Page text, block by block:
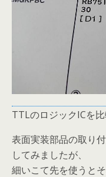
TTLのロジックICを
表面実装部品の取り
してみましたが、
細いこて先を使うと